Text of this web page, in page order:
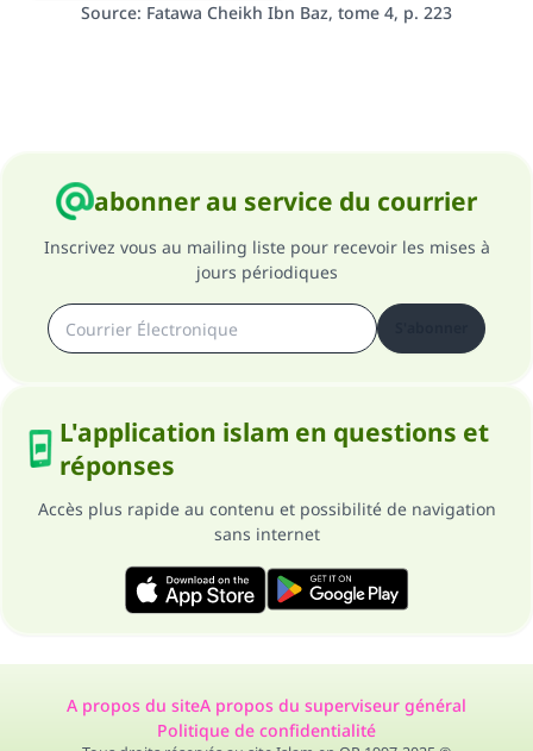
Source: Fatawa Cheikh Ibn Baz, tome 4, p. 223
abonner au service du courrier
Inscrivez vous au mailing liste pour recevoir les mises à
jours périodiques
L'application islam en questions et
réponses
Accès plus rapide au contenu et possibilité de navigation
sans internet
A propos du siteA propos du superviseur général
Politique de confidentialité